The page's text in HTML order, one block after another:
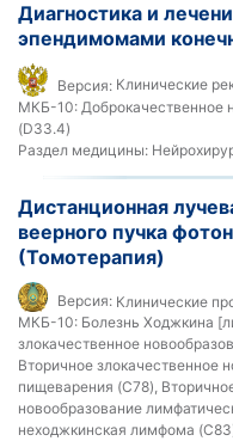
Диагностика и
эпендимомами
Версия: Клинические
МКБ-10: Доброкачественное
(D33.4)
Раздел медицины:
Дистанционная
веерного пучка
(Томотерапия)
Версия: Клинические
МКБ-10: Болезнь Ходжкина
злокачественное
Вторичное злокачественное
пищеварения (C78),
новообразование
неходжкинская лимфома